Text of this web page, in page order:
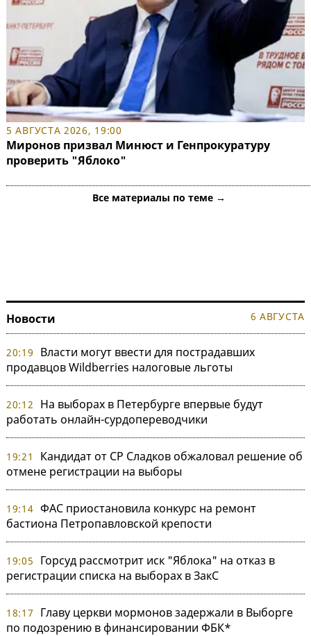
5 АВГУСТА 2026, 19:00
Миронов призвал Минюст и Генпрокуратуру
проверить "Яблоко"
Все материалы по теме →
Новости 6 АВГУСТА
20:19
Власти могут ввести для пострадавших
продавцов Wildberries налоговые льготы
20:12
На выборах в Петербурге впервые будут
работать онлайн-сурдопереводчики
19:21
Кандидат от СР Сладков обжаловал решение об
отмене регистрации на выборы
19:14 ФАС приостановила конкурс на ремонт
бастиона Петропавловской крепости
19:05
Горсуд рассмотрит иск "Яблока" на отказ в
регистрации списка на выборах в ЗакС
18:17
Главу церкви мормонов задержали в Выборге
по подозрению в финансировании ФБК*